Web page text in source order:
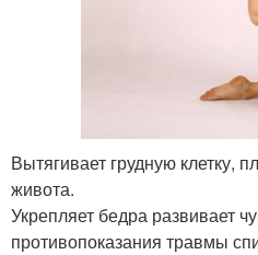
Вытягивает грудную клетку,
живота.
Укрепляет бедра развивает
противопоказания травмы